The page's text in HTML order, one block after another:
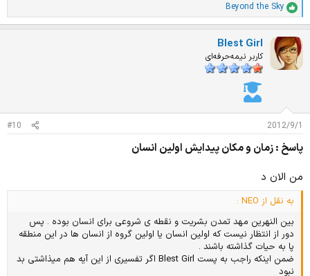
ا
م
ت
ی
ا
ز
Beyond the Sky
Blest Girl
کاربر نیمه‌حرفه‌ای
2012/9/1
#10
پاسخ : زمان و مکان پیدایش اولین انسان
من الان د
به نقل از NEO :
بین النهرین مهد تمدن بشریت و نقطه ی شروعی برای انسان بوده . پس
دور از انتظار نیست که اولین انسان یا اولین گروه از انسان ها در این منطقه
پا به حیات گذاشته باشند .
ضمن اینکه راجب به پست Blest Girl اگر تفسیری از این آیه هم میذاشتی بد
نبود